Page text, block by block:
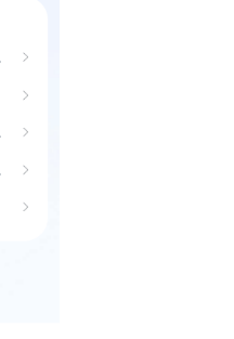
上都十分欠缺。同时，
非所问”的情况。